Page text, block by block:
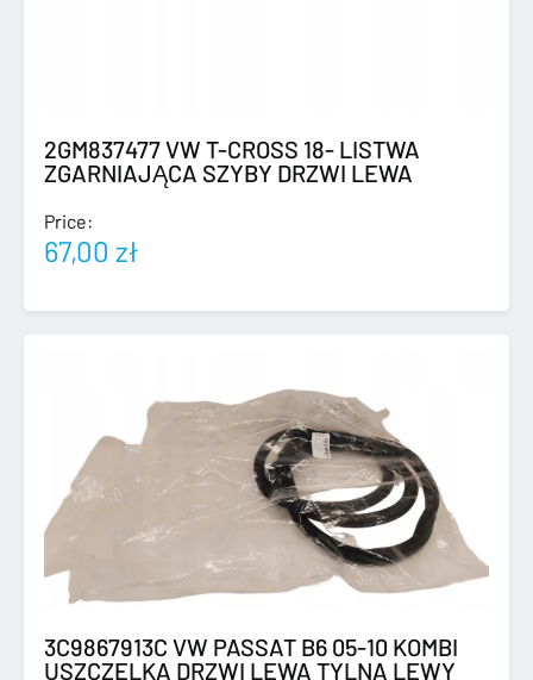
2GM837477 VW T-CROSS 18- LISTWA
ZGARNIAJĄCA SZYBY DRZWI LEWA
Price:
67,00 zł
3C9867913C VW PASSAT B6 05-10 KOMBI
USZCZELKA DRZWI LEWA TYLNA LEWY